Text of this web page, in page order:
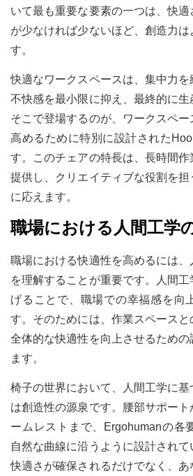
いて最も重要な要素の一つは、快
が少なければ少ないほど、創造力は
す。
快適なワークスペースは、集中力を
不快感を最小限に抑え、最終的に生
そこで登場するのが、ワークスペ
高めるために特別に設計された
す。このチェアの特長は、長時間
提供し、クリエイティブな役割を
に応えます。
職場における人間工学
職場における快適性を高めるには
を理解することが重要です。人間
げることで、職場での幸福感を向
す。そのためには、作業スペースと
全体的な快適性を向上させるための
ます。
椅子の世界において、人間工学に
は創造性の源泉です。腰部サポー
ームレストまで、Ergohumanの各
自然な曲線に沿うように設計されて
快適さが確保されるだけでなく、